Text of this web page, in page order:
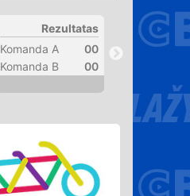
Rezultatas
00
Komanda A
00
Komanda B
Komanda A